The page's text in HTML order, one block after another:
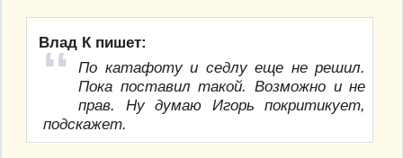
Влад К пишет:
По катафоту и седлу еще не решил.
Пока поставил такой. Возможно и не
прав. Ну думаю Игорь покритикует,
подскажет.